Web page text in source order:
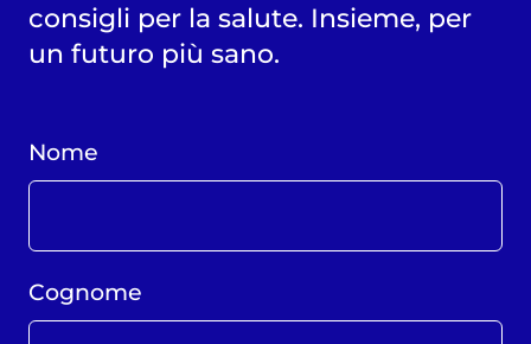
consigli per la salute. Insieme, per
un futuro più sano.
Nome
Cognome